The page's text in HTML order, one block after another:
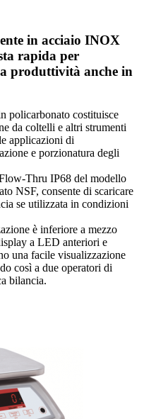
in acciaio INOX
rapida per
produttività anche in
policarbonato costituisce
da coltelli e altri strumenti
applicazioni di
e porzionatura degli
Thru IP68 del modello
NSF, consente di scaricare
se utilizzata in condizioni
è inferiore a mezzo
a LED anteriori e
una facile visualizzazione
così a due operatori di
bilancia.